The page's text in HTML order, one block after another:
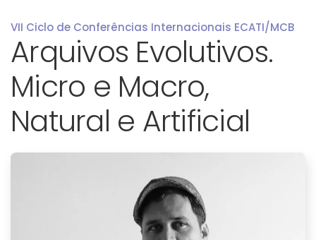
VII Ciclo de Conferências Internacionais ECATI/MCB
Arquivos Evolutivos.
Micro e Macro,
Natural e Artificial